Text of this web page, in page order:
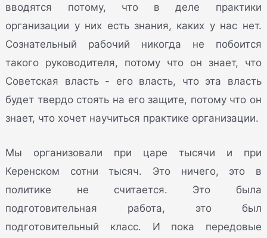
вводятся потому, что в деле практики
организации у них есть знания, каких у нас нет.
Сознательный рабочий никогда не побоится
такого руководителя, потому что он знает, что
Советская власть - его власть, что эта власть
будет твердо стоять на его защите, потому что он
знает, что хочет научиться практике организации.
Мы организовали при царе тысячи и при
Керенском сотни тысяч. Это ничего, это в
политике не считается. Это была
подготовительная работа, это был
подготовительный класс. И пока передовые